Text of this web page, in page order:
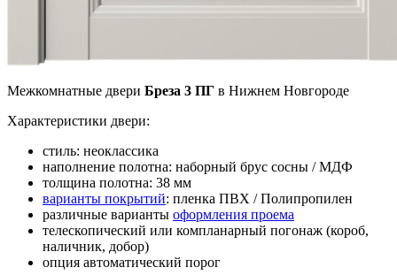
Межкомнатные двери Бреза 3 ПГ в Нижнем Новгороде
Характеристики двери:
стиль: неоклассика
наполнение полотна: наборный брус сосны / МДФ
толщина полотна: 38 мм
варианты покрытий: пленка ПВХ / Полипропилен
различные варианты оформления проема
телескопический или компланарный погонаж (короб,
наличник, добор)
опция автоматический порог